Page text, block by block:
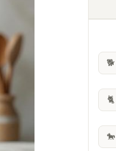
🐕
🐈
🐎